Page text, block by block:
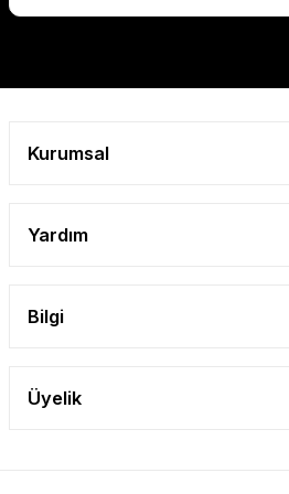
Kurumsal
Yardım
Bilgi
Üyelik